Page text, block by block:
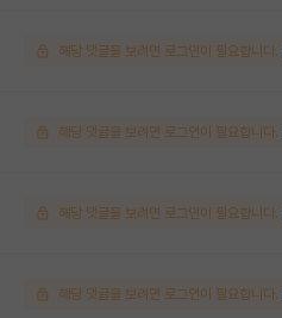
해당 댓글을 보려면 로그인이 필요합니다.
해당 댓글을 보려면 로그인이 필요합니다.
해당 댓글을 보려면 로그인이 필요합니다.
해당 댓글을 보려면 로그인이 필요합니다.